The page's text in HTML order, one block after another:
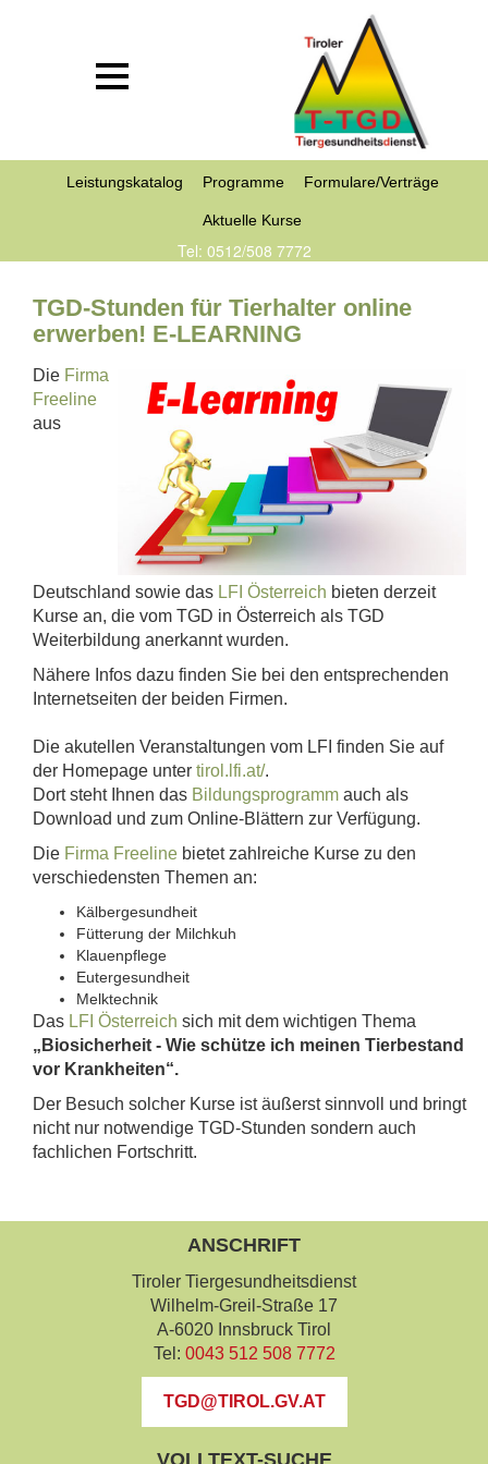
Leistungskatalog Programme Formulare/Verträge
Aktuelle Kurse
Tel: 0512/508 7772
TGD-Stunden für Tierhalter online
erwerben! E-LEARNING
Die Firma
Freeline
aus
Deutschland sowie das LFI Österreich bieten derzeit
Kurse an, die vom TGD in Österreich als TGD
Weiterbildung anerkannt wurden.
Nähere Infos dazu finden Sie bei den entsprechenden
Internetseiten der beiden Firmen.
Die akutellen Veranstaltungen vom LFI finden Sie auf
der Homepage unter tirol.lfi.at/.
Dort steht Ihnen das Bildungsprogramm auch als
Download und zum Online-Blättern zur Verfügung.
Die Firma Freeline bietet zahlreiche Kurse zu den
verschiedensten Themen an:
Kälbergesundheit
Fütterung der Milchkuh
Klauenpflege
Eutergesundheit
Melktechnik
Das LFI Österreich sich mit dem wichtigen Thema
„Biosicherheit - Wie schütze ich meinen Tierbestand
vor Krankheiten“.
Der Besuch solcher Kurse ist äußerst sinnvoll und bringt
nicht nur notwendige TGD-Stunden sondern auch
fachlichen Fortschritt.
ANSCHRIFT
Tiroler Tiergesundheitsdienst
Wilhelm-Greil-Straße 17
A-6020 Innsbruck Tirol
Tel: 0043 512 508 7772
TGD@TIROL.GV.AT
VOLLTEXT-SUCHE